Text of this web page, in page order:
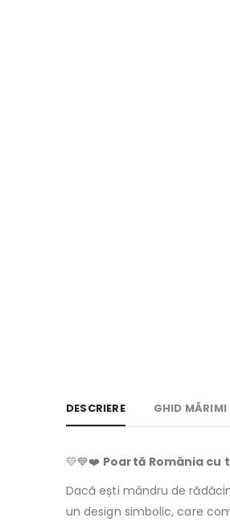
DESCRIERE GHID MĂRIMI
💛💙❤️ Poartă România cu
Dacă ești mândru de
un design simbolic, care